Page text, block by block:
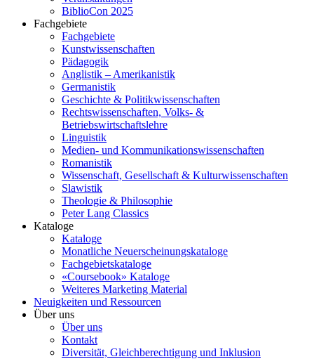
BiblioCon 2025
Fachgebiete
Fachgebiete
Kunstwissenschaften
Pädagogik
Anglistik – Amerikanistik
Germanistik
Geschichte & Politikwissenschaften
Rechtswissenschaften, Volks- &
Betriebswirtschaftslehre
Linguistik
Medien- und Kommunikationswissenschaften
Romanistik
Wissenschaft, Gesellschaft & Kulturwissenschaften
Slawistik
Theologie & Philosophie
Peter Lang Classics
Kataloge
Kataloge
Monatliche Neuerscheinungskataloge
Fachgebietskataloge
«Coursebook» Kataloge
Weiteres Marketing Material
Neuigkeiten und Ressourcen
Über uns
Über uns
Kontakt
Diversität, Gleichberechtigung und Inklusion